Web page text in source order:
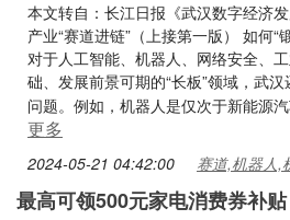
本文转自：长江日报《武汉数字经济
产业“赛道进链”（上接第一版） 如何“
对于人工智能、机器人、网络安全、
础、发展前景可期的“长板”领域，武
问题。例如，机器人是仅次于新能源
更多
2024-05-21 04:42:00 赛道,机器人,
最高可领500元家电消费券补贴